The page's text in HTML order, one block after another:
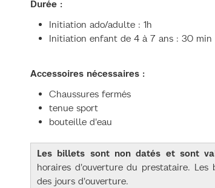
Durée :
Initiation ado/adulte : 1h
Initiation enfant de 4 à 7 ans : 30 min
Accessoires nécessaires :
Chaussures fermés
tenue sport
bouteille d'eau
Les billets sont non datés et sont
horaires d'ouverture du prestataire.
des jours d'ouverture.